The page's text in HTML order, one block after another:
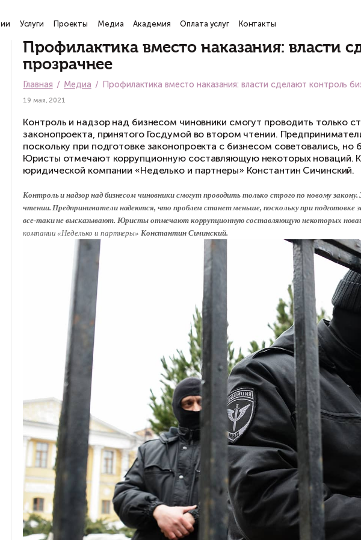
О компании Услуги Проекты Медиа Академия Оплата услуг
Профилактика вместо
прозрачнее
19 мая, 2021
Контроль и надзор над бизнесом чиновники
законопроекта, принятого Госдумой во втором
Юристы отмечают коррупционную
юридической компании «Неделько и партнеры»
Контроль и надзор над бизнесом чиновники смогут проводить
чтении. Предприниматели надеются, что проблем станет
все-таки не высказывают. Юристы
отмечают коррупционную
компании «Неделько и партнеры»
Константин Сичинский.